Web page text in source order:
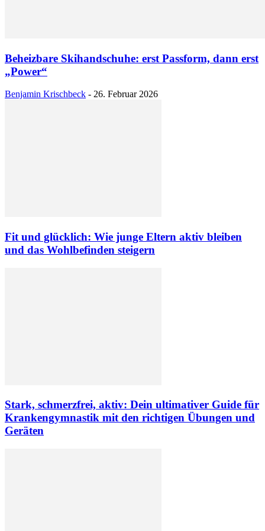
Beheizbare Skihandschuhe: erst Passform, dann erst
„Power“
Benjamin Krischbeck - 26. Februar 2026
Fit und glücklich: Wie junge Eltern aktiv bleiben
und das Wohlbefinden steigern
Stark, schmerzfrei, aktiv: Dein ultimativer Guide für
Krankengymnastik mit den richtigen Übungen und
Geräten